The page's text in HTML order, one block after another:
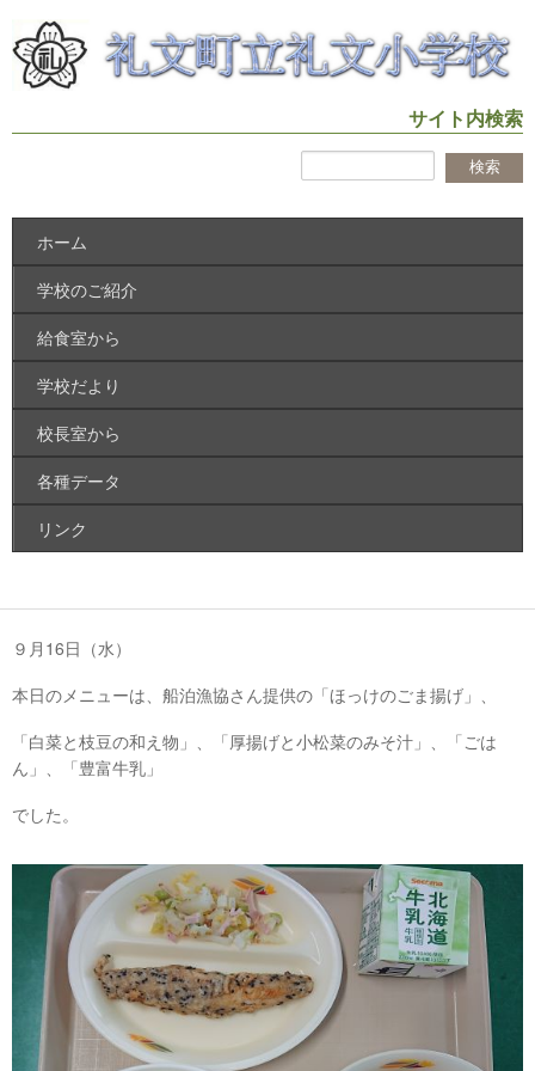
サイト内検索
ホーム
学校のご紹介
給食室から
学校だより
校長室から
各種データ
リンク
９月16日（水）
本日のメニューは、船泊漁協さん提供の「ほっけのごま揚げ」、
「白菜と枝豆の和え物」、「厚揚げと小松菜のみそ汁」、「ごは
ん」、「豊富牛乳」
でした。